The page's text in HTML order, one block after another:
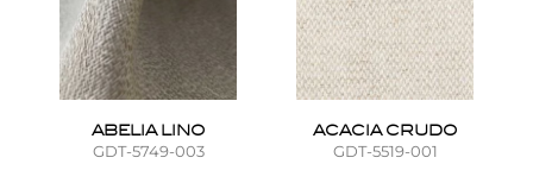
ABELIA LINO
GDT-5749-003
ACACIA CRUDO
GDT-5519-001